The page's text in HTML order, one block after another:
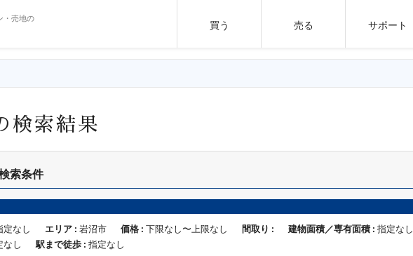
・売地の
買う 売る サポート
検索結果
索条件
定なし エリア : 岩沼市 価格 : 下限なし〜上限なし 間取り : 建物面積／専有面積 : 指定なし
なし
駅まで徒歩 : 指定なし